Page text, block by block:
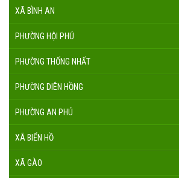
XÃ BÌNH AN
PHƯỜNG HỘI PHÚ
PHƯỜNG THỐNG NHẤT
PHƯỜNG DIÊN HỒNG
PHƯỜNG AN PHÚ
XÃ BIỂN HỒ
XÃ GÀO